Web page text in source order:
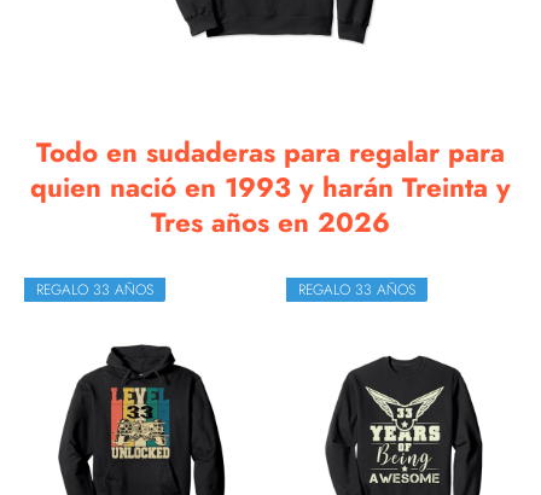
Todo en sudaderas para regalar para
quien nació en 1993 y harán Treinta y
Tres años en 2026
REGALO 33 AÑOS REGALO 33 AÑOS